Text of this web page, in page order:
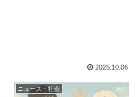
2025.10.06
ニュース・社会